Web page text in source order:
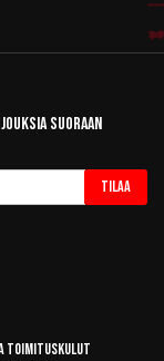
suoraan
Tilaa
toimituskulut